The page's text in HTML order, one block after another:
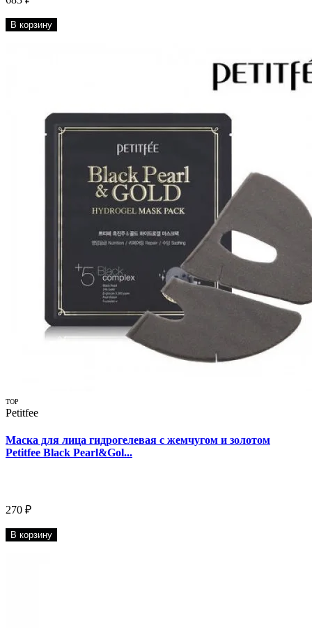
В корзину
TOP
Petitfee
Маска для лица гидрогелевая с жемчугом и золотом
Petitfee Black Pearl&Gol...
270 ₽
В корзину